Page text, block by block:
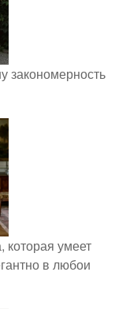
закономерность
которая умеет
в любои